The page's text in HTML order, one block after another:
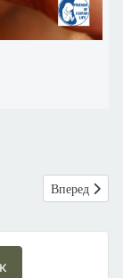
в защиту семьи,
Следующий:
Вперед